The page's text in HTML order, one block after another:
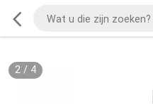
2/ 4